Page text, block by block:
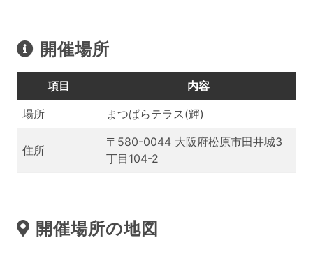
開催場所
項目
内容
場所
まつばらテラス(輝)
住所
〒580-0044 大阪府松原市田井城3
丁目104-2
開催場所の地図